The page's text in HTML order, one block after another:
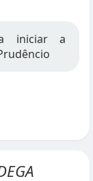
iniciar a